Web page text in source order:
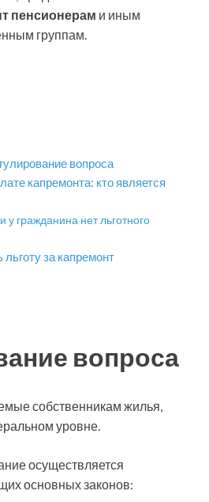
пенсионерам и иным
группам.
вопроса
капремонта: кто является
у гражданина нет льготного
льготу за капремонт
вопроса
собственникам жилья,
уровне.
осуществляется
основных законов: